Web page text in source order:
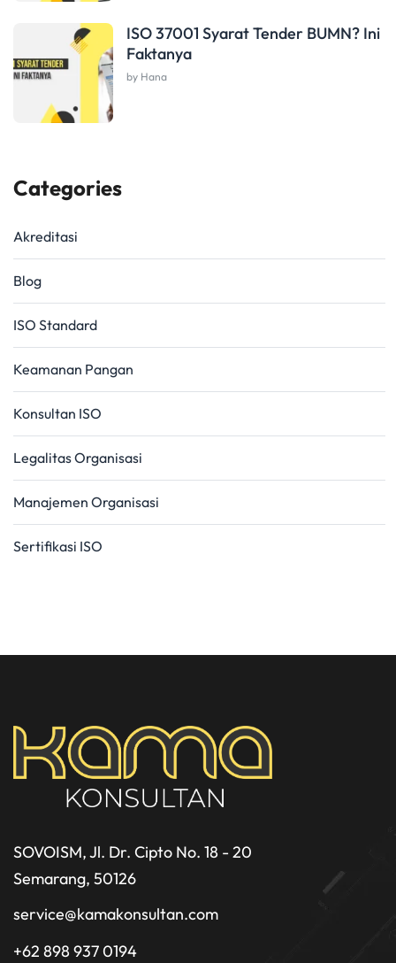
ISO 37001 Syarat Tender BUMN? Ini
Faktanya
by Hana
Categories
Akreditasi
Blog
ISO Standard
Keamanan Pangan
Konsultan ISO
Legalitas Organisasi
Manajemen Organisasi
Sertifikasi ISO
SOVOISM, Jl. Dr. Cipto No. 18 - 20
Semarang, 50126
service@kamakonsultan.com
+62 898 937 0194